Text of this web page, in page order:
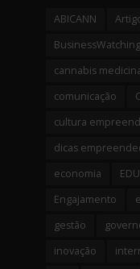
ABICANN
BusinessWatching
cannabis
comunicação
cultura
dicas
economia
Engajamento
gestão
inovação